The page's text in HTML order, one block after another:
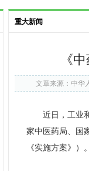
重大新闻
《
文章来源：中华
近日，工业
家中医药局、国
《实施方案》